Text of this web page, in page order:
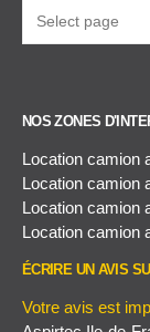
NOS ZONES
Location camion
Location camion
Location camion
Location camion
ÉCRIRE UN AVIS
Votre avis est